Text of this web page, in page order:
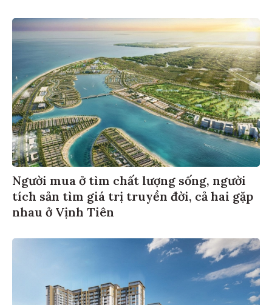
Người mua ở tìm chất lượng sống, người
tích sản tìm giá trị truyền đời, cả hai gặp
nhau ở Vịnh Tiên